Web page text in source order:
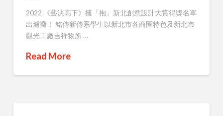
2022 《藝決高下》擁「抱」新北創意設計大賞得獎名單
出爐囉！ 銘傳新傳系學生以新北市各商圈特色及新北市
觀光工廠吉祥物所 …
Read More